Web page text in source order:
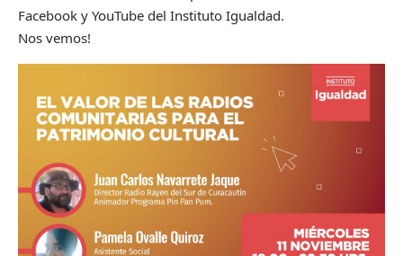
Facebook y YouTube del Instituto Igualdad.
Nos vemos!